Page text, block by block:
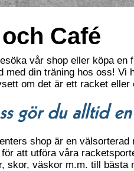
Café
vår shop eller köpa en
med din träning hos oss! Vi
om det är ett racket eller
gör du alltid
shop är en välsorterad
att utföra våra
skor, väskor m.m. till bästa